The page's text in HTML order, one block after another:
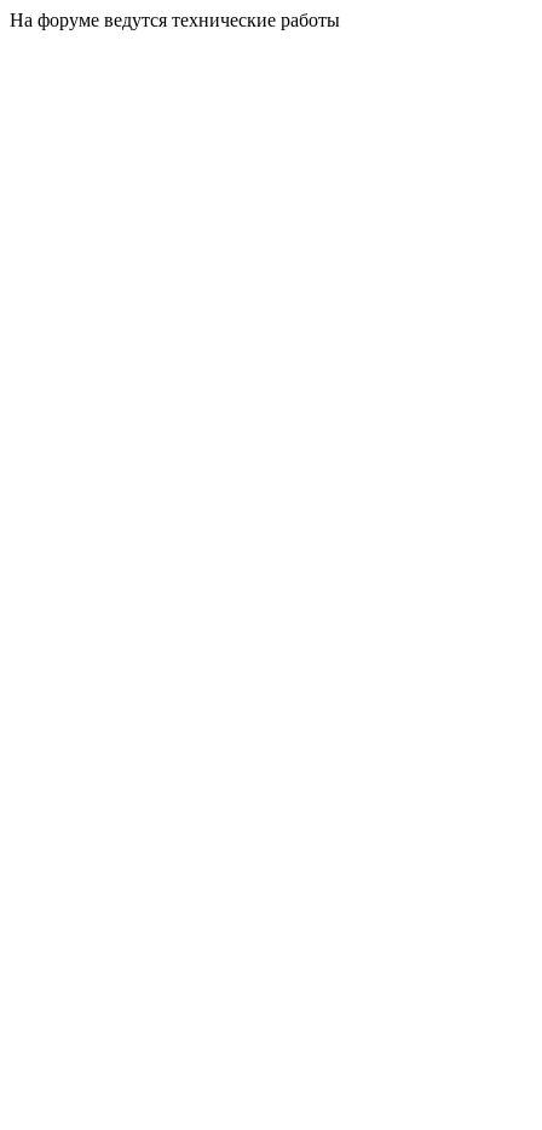
На форуме ведутся технические работы